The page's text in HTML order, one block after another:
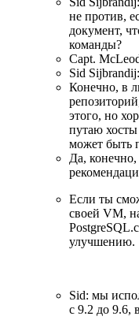
не против,
документ,
команды?
Capt.
Sid
Конечно, в
этого, но
путаю хосты
может быть
Да,
Если ты
своей VM,
улучшению.
Sid: мы
с 9.2 до 9.6,